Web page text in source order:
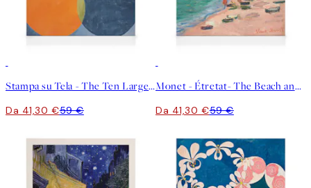
Stampa su Tela - The Ten Largest, Childhood, No.2 by Hilma af Klint
Da 41,30 €59 €
Monet - Étretat- The Beach and the Falaise d'Amont Stampa su Tela
Da 41,30 €59 €